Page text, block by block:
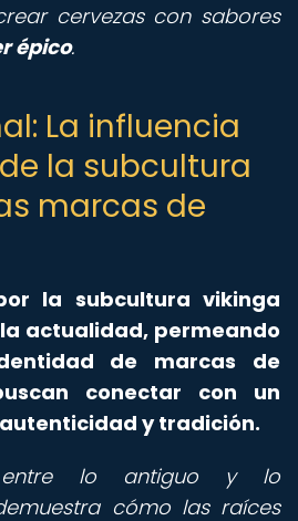
cervezas con sabores
épico.
La influencia
la subcultura
marcas de
la subcultura vikinga
actualidad, permeando
de marcas de
conectar con un
y tradición.
entre lo antiguo y lo
cómo las raíces